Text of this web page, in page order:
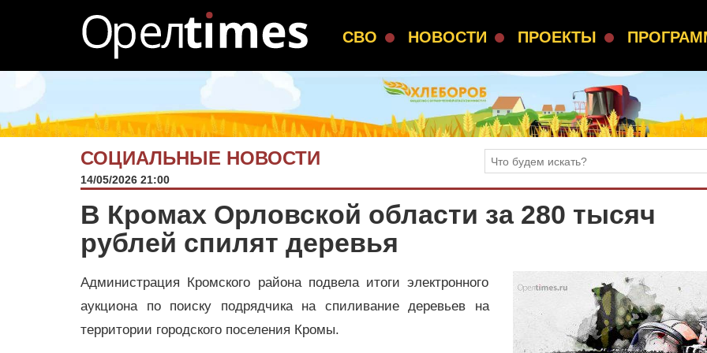
СВО НОВОСТИ ПРОЕКТЫ
СОЦИАЛЬНЫЕ НОВОСТИ
14/05/2026 21:00
В Кромах Орловской области за 280 тысяч
рублей спилят деревья
Администрация Кромского района подвела итоги электронного
аукциона по поиску подрядчика на спиливание деревьев на
территории городского поселения Кромы.